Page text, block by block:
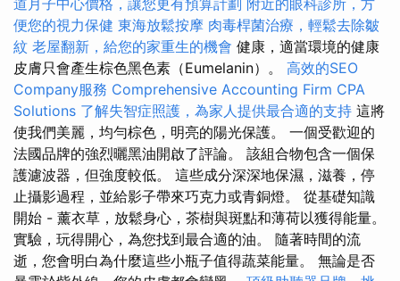
道月子中心價格，讓您更有預算計劃 附近的眼科診所，方
便您的視力保健 東海放鬆按摩 肉毒桿菌治療，輕鬆去除皺
紋 老屋翻新，給您的家重生的機會 健康，適當環境的健康
皮膚只會產生棕色黑色素（Eumelanin）。 高效的SEO
Company服務 Comprehensive Accounting Firm CPA
Solutions 了解失智症照護，為家人提供最合適的支持 這將
使我們美麗，均勻棕色，明亮的陽光保護。 一個受歡迎的
法國品牌的強烈曬黑油開啟了評論。 該組合物包含一個保
護濾波器，但強度較低。 這些成分深深地保濕，滋養，停
止攝影過程，並給影子帶來巧克力或青銅燈。 從基礎知識
開始 - 薰衣草，放鬆身心，茶樹與斑點和薄荷以獲得能量。
實驗，玩得開心，為您找到最合適的油。 隨著時間的流
逝，您會明白為什麼這些小瓶子值得蔬菜能量。 無論是否